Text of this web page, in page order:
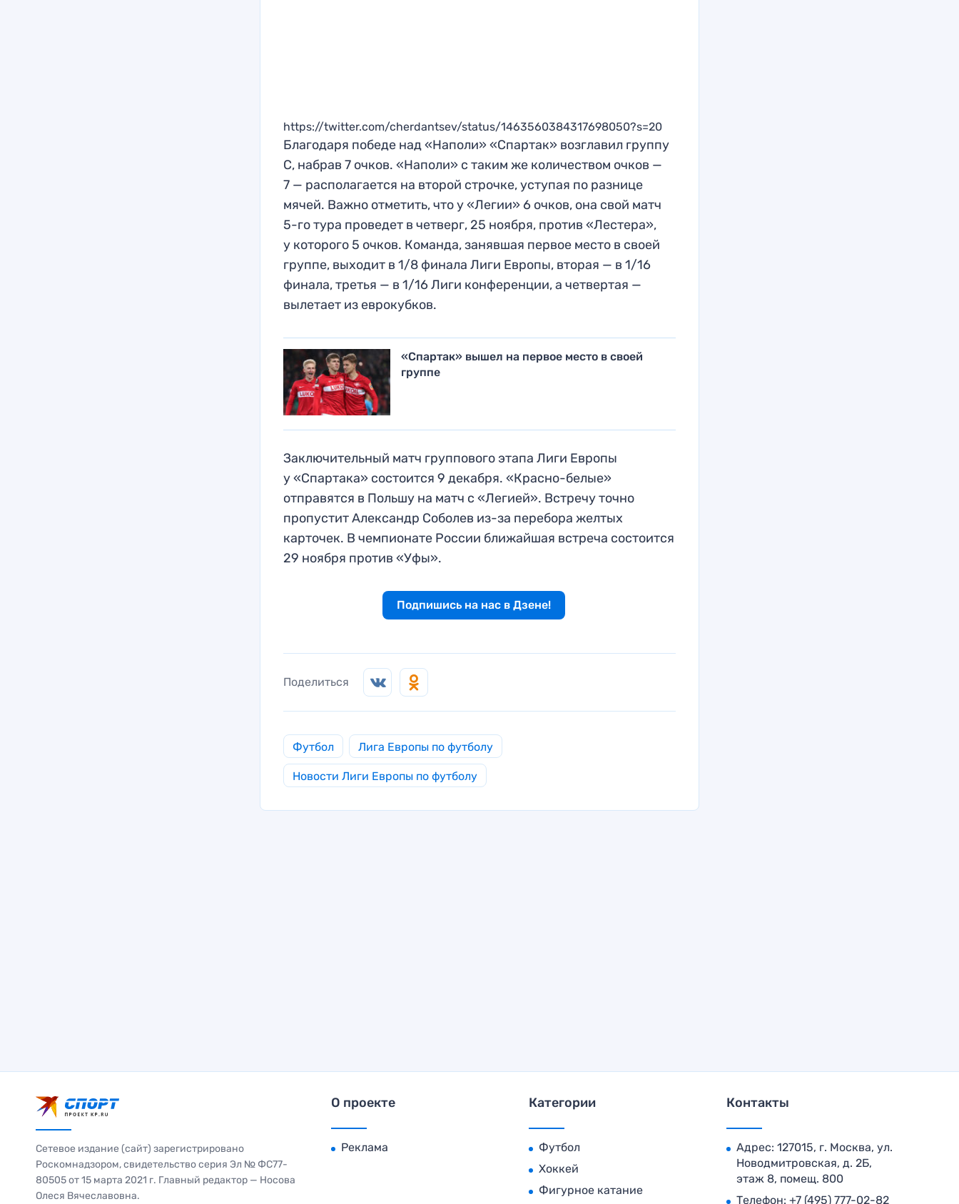
https://twitter.com/cherdantsev/status/1463560384317698050?s=20
Благодаря победе над «Наполи» «Спартак» возглавил группу
С, набрав 7 очков. «Наполи» с таким же количеством очков —
7 — располагается на второй строчке, уступая по разнице
мячей. Важно отметить, что у «Легии» 6 очков, она свой матч
5-го тура проведет в четверг, 25 ноября, против «Лестера»,
у которого 5 очков. Команда, занявшая первое место в своей
группе, выходит в 1/8 финала Лиги Европы, вторая — в 1/16
финала, третья — в 1/16 Лиги конференции, а четвертая —
вылетает из еврокубков.
«Спартак» вышел на первое место в своей
группе
Заключительный матч группового этапа Лиги Европы
у «Спартака» состоится 9 декабря. «Красно-белые»
отправятся в Польшу на матч с «Легией». Встречу точно
пропустит Александр Соболев из-за перебора желтых
карточек. В чемпионате России ближайшая встреча состоится
29 ноября против «Уфы».
Подпишись на нас в Дзене!
Поделиться
Футбол Лига Европы по футболу
Новости Лиги Европы по футболу
Сетевое издание (сайт) зарегистрировано
Роскомнадзором, свидетельство серия Эл № ФС77-
80505 от 15 марта 2021 г. Главный редактор — Носова
Олеся Вячеславовна.
О проекте
Реклама
Категории
Футбол
Хоккей
Фигурное катание
Контакты
Адрес: 127015, г. Москва, ул.
Новодмитровская, д. 2Б,
этаж 8, помещ. 800
Телефон: +7 (495) 777-02-82